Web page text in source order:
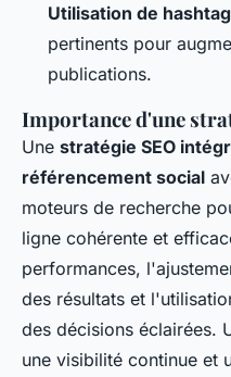
Utilisation de
pertinents pour
publications.
Importance d'une
Une stratégie SEO
référencement social
moteurs de recherche
ligne cohérente et
performances,
des résultats et
des décisions éclairées.
une visibilité continue et